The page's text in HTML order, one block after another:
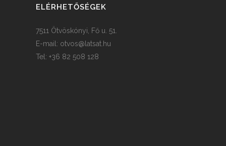
ELÉRHETŐSÉGEK
7511 Ötvöskónyi, Fő u. 51.
E-mail: otvos@latsat.hu
Tel: +36 82 508 128